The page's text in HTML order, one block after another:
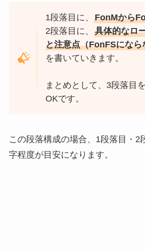
1段落目に、FonMから
2段落目に、具体的なロ
と注意点（FonFSになら
を書いていきます。
まとめとして、3段落目
OKです。
この段落構成の場合、1段落目・2
字程度が目安になります。